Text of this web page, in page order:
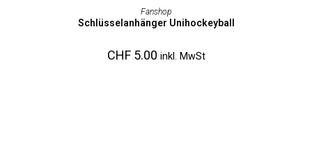
AUSFÜHRUNG WÄHLEN
Fanshop
Schlüsselanhänger Unihockeyball
CHF5.00 inkl. MwSt